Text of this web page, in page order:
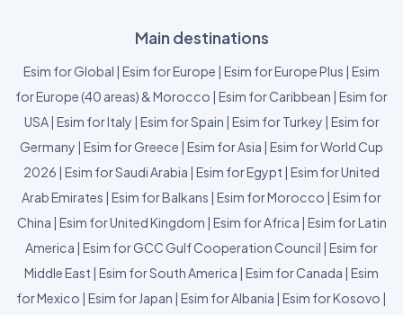
Main destinations
Esim for Global | Esim for Europe | Esim for Europe Plus | Esim
for Europe (40 areas) & Morocco | Esim for Caribbean | Esim for
USA| Esim for Italy | Esim for Spain | Esim for Turkey | Esim for
Germany | Esim for Greece | Esim for Asia | Esim for World Cup
2026 | Esim for Saudi Arabia | Esim for Egypt | Esim for United
Arab Emirates | Esim for Balkans | Esim for Morocco | Esim for
China | Esim for United Kingdom | Esim for Africa | Esim for Latin
America | Esim for GCC Gulf Cooperation Council | Esim for
Middle East | Esim for South America | Esim for Canada | Esim
for Mexico | Esim for Japan | Esim for Albania | Esim for Kosovo |